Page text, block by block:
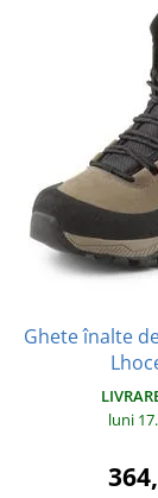
Ghete înalte
luni